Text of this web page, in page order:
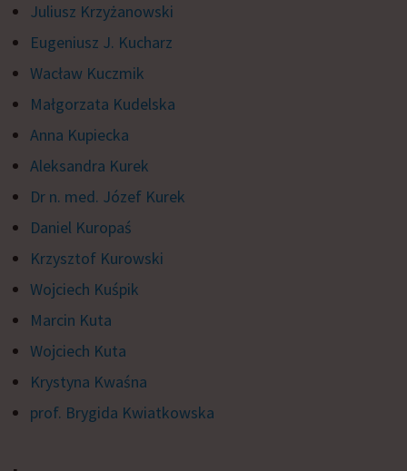
Juliusz Krzyżanowski
Eugeniusz J. Kucharz
Wacław Kuczmik
Małgorzata Kudelska
Anna Kupiecka
Aleksandra Kurek
Dr n. med. Józef Kurek
Daniel Kuropaś
Krzysztof Kurowski
Wojciech Kuśpik
Marcin Kuta
Wojciech Kuta
Krystyna Kwaśna
prof. Brygida Kwiatkowska